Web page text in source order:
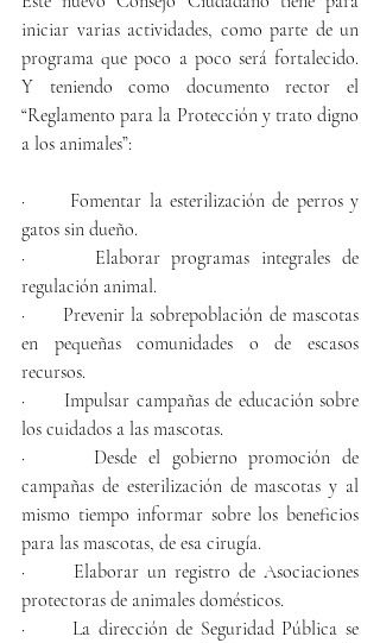
iniciar varias actividades, como parte de un
programa que poco a poco será fortalecido.
Y teniendo como documento rector el
“Reglamento para la Protección y trato digno
a los animales”:
·      Fomentar la esterilización de perros y
gatos sin dueño.
·      Elaborar programas integrales de
regulación animal.
·      Prevenir la sobrepoblación de mascotas
en pequeñas comunidades o de escasos
recursos.
·      Impulsar campañas de educación sobre
los cuidados a las mascotas.
·      Desde el gobierno promoción de
campañas de esterilización de mascotas y al
mismo tiempo informar sobre los beneficios
para las mascotas, de esa cirugía.
·      Elaborar un registro de Asociaciones
protectoras de animales domésticos.
·      La dirección de Seguridad Pública se